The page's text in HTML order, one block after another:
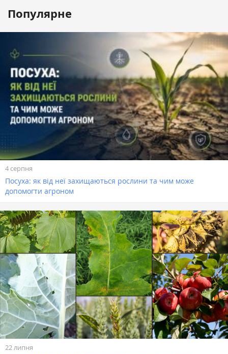
Популярне
4 серпня
Посуха: як від неї захищаються рослини та чим може
допомогти агроном
22 липня